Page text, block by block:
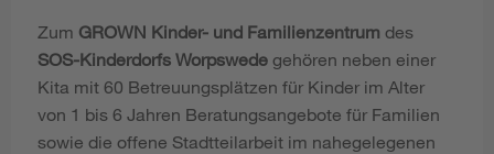
Zum GROWN Kinder- und Familienzentrum des
SOS-Kinderdorfs Worpswede gehören neben einer
Kita mit 60 Betreuungsplätzen für Kinder im Alter
von 1 bis 6 Jahren Beratungsangebote für Familien
sowie die offene Stadtteilarbeit im nahegelegenen